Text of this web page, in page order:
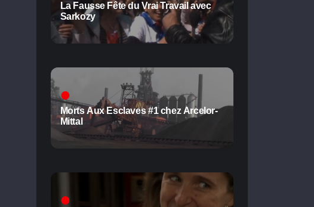
La Fausse Fête du Vrai Travail avec
Sarkozy
Morts Aux Esclaves #1 chez Arcelor-
Mittal